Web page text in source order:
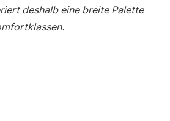
deshalb eine breite Palette